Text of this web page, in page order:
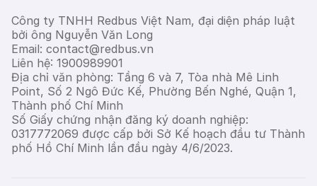
Công ty TNHH Redbus Việt Nam, đại diện pháp luật
bởi ông Nguyễn Văn Long
Email: contact@redbus.vn
Liên hệ: 1900989901
Địa chỉ văn phòng: Tầng 6 và 7, Tòa nhà Mê Linh
Point, Số 2 Ngô Đức Kế, Phường Bến Nghé, Quận 1,
Thành phố Chí Minh
Số Giấy chứng nhận đăng ký doanh nghiệp:
0317772069 được cấp bởi Sở Kế hoạch đầu tư Thành
phố Hồ Chí Minh lần đầu ngày 4/6/2023.